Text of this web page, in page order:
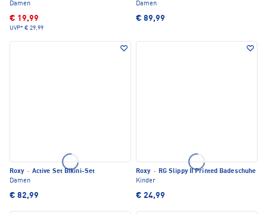
Damen
€ 19,99
UVP* € 29,99
Damen
€ 89,99
Roxy · Active Set Bikini-Set
Damen
€ 82,99
Roxy · RG Slippy II Printed Badeschuhe
Kinder
€ 24,99